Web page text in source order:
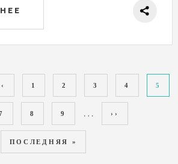
СТРАНИЦА
PAGE
1 PAGE
2 PAGE
3 PAGE
4 5
PAGE
8 PAGE
9 … СЛЕДУЮЩАЯ
››
ПОСЛЕДНЯЯ СТРАНИЦА
ПОСЛЕДНЯЯ »